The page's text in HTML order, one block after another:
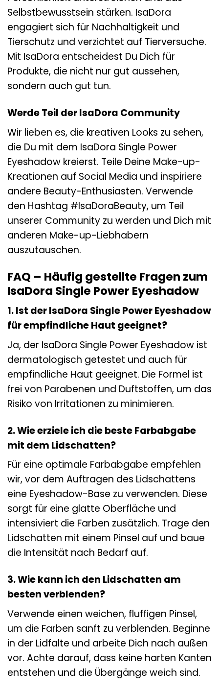
Selbstbewusstsein stärken. IsaDora
engagiert sich für Nachhaltigkeit und
Tierschutz und verzichtet auf Tierversuche.
Mit IsaDora entscheidest Du Dich für
Produkte, die nicht nur gut aussehen,
sondern auch gut tun.
Werde Teil der IsaDora Community
Wir lieben es, die kreativen Looks zu sehen,
die Du mit dem IsaDora Single Power
Eyeshadow kreierst. Teile Deine Make-up-
Kreationen auf Social Media und inspiriere
andere Beauty-Enthusiasten. Verwende
den Hashtag #IsaDoraBeauty, um Teil
unserer Community zu werden und Dich mit
anderen Make-up-Liebhabern
auszutauschen.
FAQ – Häufig gestellte Fragen zum
IsaDora Single Power Eyeshadow
1. Ist der IsaDora Single Power Eyeshadow
für empfindliche Haut geeignet?
Ja, der IsaDora Single Power Eyeshadow ist
dermatologisch getestet und auch für
empfindliche Haut geeignet. Die Formel ist
frei von Parabenen und Duftstoffen, um das
Risiko von Irritationen zu minimieren.
2. Wie erziele ich die beste Farbabgabe
mit dem Lidschatten?
Für eine optimale Farbabgabe empfehlen
wir, vor dem Auftragen des Lidschattens
eine Eyeshadow-Base zu verwenden. Diese
sorgt für eine glatte Oberfläche und
intensiviert die Farben zusätzlich. Trage den
Lidschatten mit einem Pinsel auf und baue
die Intensität nach Bedarf auf.
3. Wie kann ich den Lidschatten am
besten verblenden?
Verwende einen weichen, fluffigen Pinsel,
um die Farben sanft zu verblenden. Beginne
in der Lidfalte und arbeite Dich nach außen
vor. Achte darauf, dass keine harten Kanten
entstehen und die Übergänge weich sind.